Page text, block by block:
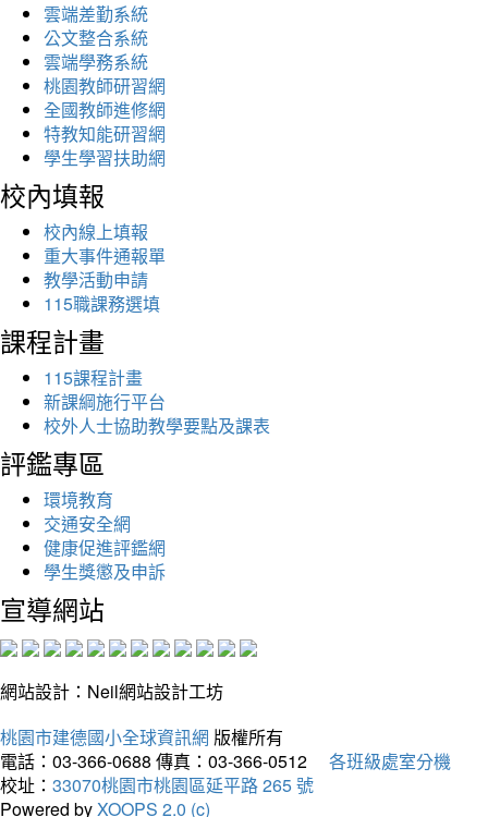
雲端差勤系統
公文整合系統
雲端學務系統
桃園教師研習網
全國教師進修網
特教知能研習網
學生學習扶助網
校內填報
校內線上填報
重大事件通報單
教學活動申請
115職課務選填
課程計畫
115課程計畫
新課綱施行平台
校外人士協助教學要點及課表
評鑑專區
環境教育
交通安全網
健康促進評鑑網
學生獎懲及申訴
宣導網站
網站設計：Neil網站設計工坊
桃園市建德國小全球資訊網 版權所有
電話：03-366-0688 傳真：03-366-0512
各班級處室分機
校址： 33070桃園市桃園區延平路 265 號
Powered byXOOPS 2.0 (c)